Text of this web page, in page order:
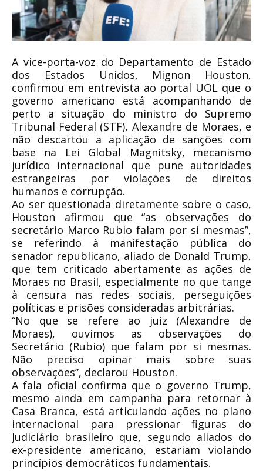
A vice-porta-voz do Departamento de Estado
dos Estados Unidos, Mignon Houston,
confirmou em entrevista ao portal UOL que o
governo americano está acompanhando de
perto a situação do ministro do Supremo
Tribunal Federal (STF), Alexandre de Moraes, e
não descartou a aplicação de sanções com
base na Lei Global Magnitsky, mecanismo
jurídico internacional que pune autoridades
estrangeiras por violações de direitos
humanos e corrupção.
Ao ser questionada diretamente sobre o caso,
Houston afirmou que “as observações do
secretário Marco Rubio falam por si mesmas”,
se referindo à manifestação pública do
senador republicano, aliado de Donald Trump,
que tem criticado abertamente as ações de
Moraes no Brasil, especialmente no que tange
à censura nas redes sociais, perseguições
políticas e prisões consideradas arbitrárias.
“No que se refere ao juiz (Alexandre de
Moraes), ouvimos as observações do
Secretário (Rubio) que falam por si mesmas.
Não preciso opinar mais sobre suas
observações”, declarou Houston.
A fala oficial confirma que o governo Trump,
mesmo ainda em campanha para retornar à
Casa Branca, está articulando ações no plano
internacional para pressionar figuras do
Judiciário brasileiro que, segundo aliados do
ex-presidente americano, estariam violando
princípios democráticos fundamentais.